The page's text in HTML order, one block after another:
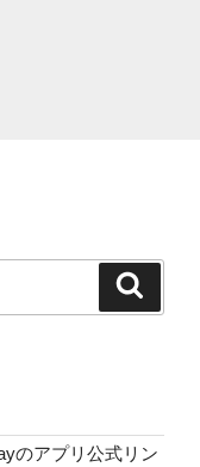
のアプリ公式リン